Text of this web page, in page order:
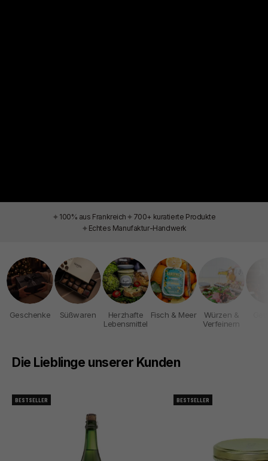
✦ 100% aus Frankreich ✦ 700+ kuratierte Produkte
✦ Echtes Manufaktur-Handwerk
Geschenke Süßwaren
Herzhafte
Lebensmittel
Fisch & Meer
Würzen &
Verfeinern
Die Lieblinge unserer Kunden
BESTSELLER BESTSELLER